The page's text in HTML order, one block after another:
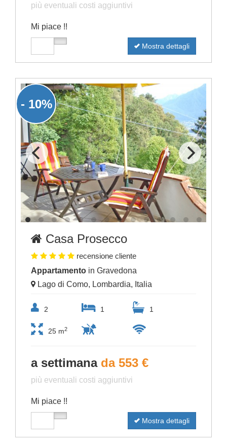
più eventuali costi aggiuntivi
Mi piace !!
Mostra dettagli
- 10%
Casa Prosecco
recensione cliente
Appartamento in Gravedona
Lago di Como, Lombardia, Italia
2 1 1
25 m2
a settimana da 553 €
più eventuali costi aggiuntivi
Mi piace !!
Mostra dettagli